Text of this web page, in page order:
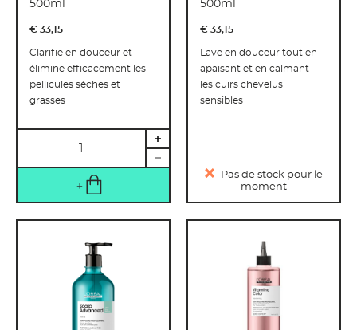
500ml
€ 33, 15
Clarifie en douceur et
élimine efficacement les
pellicules sèches et
grasses
500ml
€ 33, 15
Lave en douceur tout en
apaisant et en calmant
les cuirs chevelus
sensibles
Pas de stock pour le
moment